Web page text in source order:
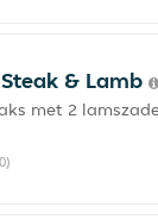
& Lamb
met 2